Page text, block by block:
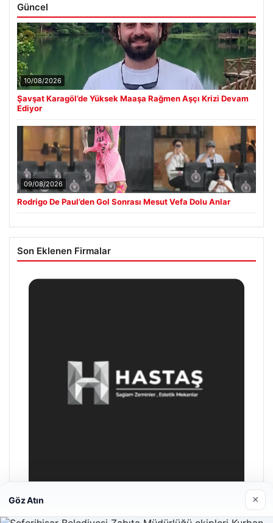
Güncel
10/08/2026
Şavşat Karagöl’de Yüksek Maaşa Rağmen Aşçı Krizi Devam
Ediyor
09/08/2026
Rodrigo De Paul’den Gol Sonrası Mesut Vefa Dolu Anlar
Son Eklenen Firmalar
Hastaş Beton
Göz Atın ×